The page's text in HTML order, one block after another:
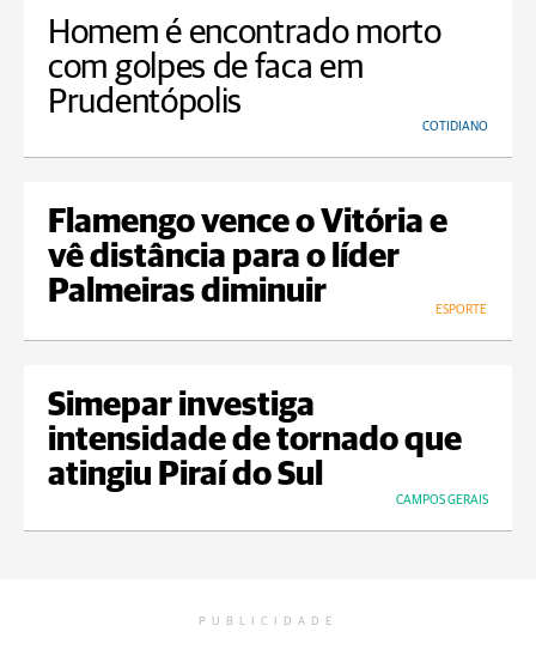
Homem é encontrado morto
com golpes de faca em
Prudentópolis
COTIDIANO
Flamengo vence o Vitória e
vê distância para o líder
Palmeiras diminuir
ESPORTE
Simepar investiga
intensidade de tornado que
atingiu Piraí do Sul
CAMPOS GERAIS
PUBLICIDADE